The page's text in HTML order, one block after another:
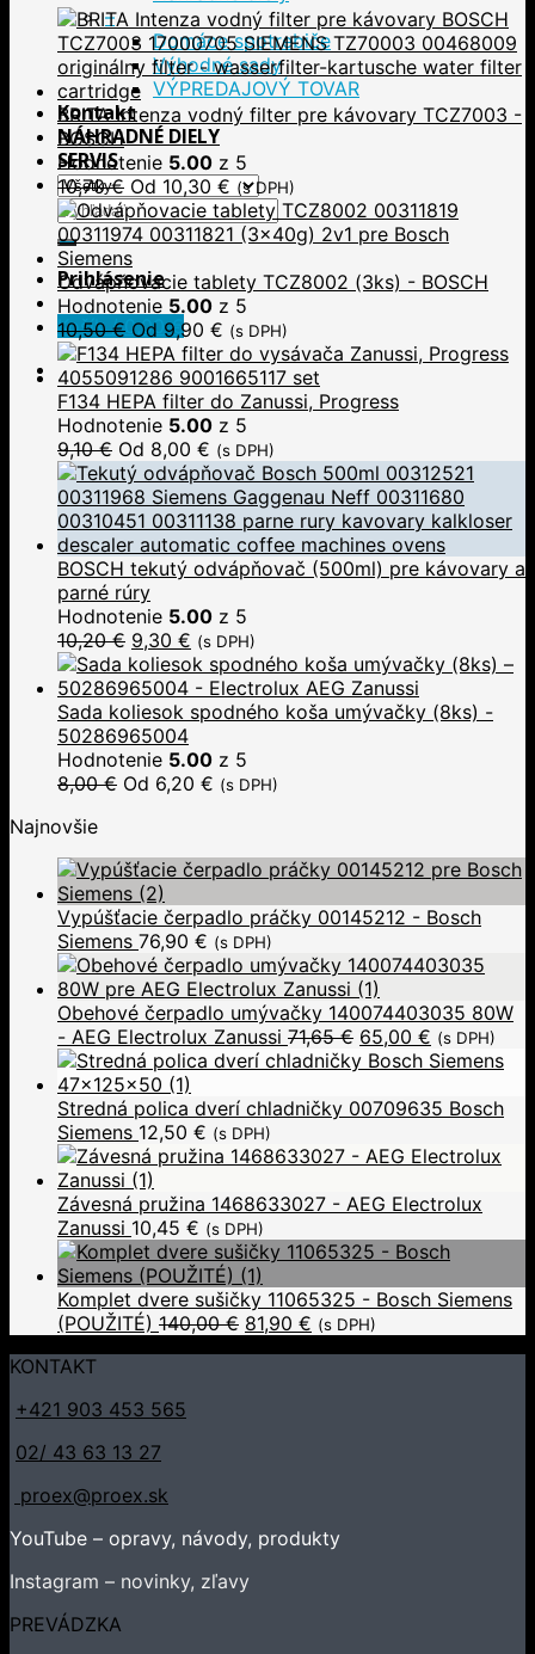
–
Domáce spotrebiče
Výhodné sady
VÝPREDAJOVÝ TOVAR
Kontakt
NÁHRADNÉ DIELY
SERVIS
Hľadať:
Prihlásenie
Košík /0,00€
BRITA Intenza vodný filter pre kávovary TCZ7003 -
BOSCH
Hodnotenie 5.00 z 5
10,70€ Od 10,30 € (s DPH)
Odvápňovacie tablety TCZ8002 (3ks) - BOSCH
Hodnotenie 5.00 z 5
10,50€ Od 9,90 € (s DPH)
F134 HEPA filter do Zanussi, Progress
Hodnotenie 5.00 z 5
9,10€ Od 8,00 € (s DPH)
BOSCH tekutý odvápňovač (500ml) pre kávovary a
parné rúry
Hodnotenie 5.00 z 5
10,20€ 9,30 € (s DPH)
Sada koliesok spodného koša umývačky (8ks) -
50286965004
Hodnotenie 5.00 z 5
8,00€ Od 6,20 € (s DPH)
Najnovšie
Vypúšťacie čerpadlo práčky 00145212 - Bosch
Siemens 76,90 € (s DPH)
Obehové čerpadlo umývačky 140074403035 80W
- AEG Electrolux Zanussi 71,65€ 65,00 € (s DPH)
Stredná polica dverí chladničky 00709635 Bosch
Siemens 12,50 € (s DPH)
Závesná pružina 1468633027 - AEG Electrolux
Zanussi 10,45 € (s DPH)
Komplet dvere sušičky 11065325 - Bosch Siemens
(POUŽITÉ) 140,00€ 81,90 € (s DPH)
KONTAKT
+421 903 453 565
02/ 43 63 13 27
proex@proex.sk
YouTube – opravy, návody, produkty
Instagram – novinky, zľavy
PREVÁDZKA